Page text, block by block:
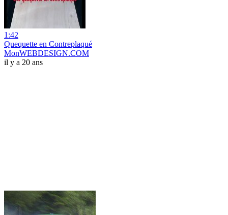
1:42
Quequette en Contreplaqué
MonWEBDESIGN.COM
il y a 20 ans